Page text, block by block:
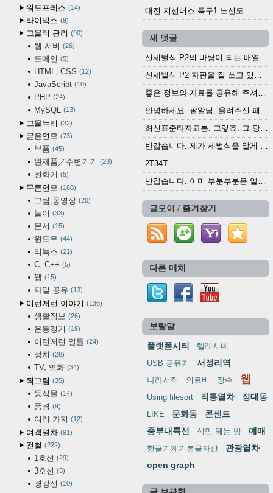
워드프레스 14
라이믹스 9
그물터 관리 90
웹 서버 26
도메인 5
HTML, CSS 12
JavaScript 10
PHP 24
MySQL 13
그물누리 32
굳은연모 73
부품 45
완제품／주변기기 23
전화기 5
무른연모 166
그림,동영상 20
놀이 33
문서 15
윈도우 44
리눅스 21
C, C++ 5
웹 15
파일 공유 13
이런저런 이야기 136
생활정보 26
운동경기 18
이런저런 일들 24
정치 28
TV, 영화 34
찍그림 35
동식물 14
풍경 9
여러 가지 12
여객열차 91
전철 222
1호선 29
3호선 5
경강선 10
대전 지선버스 특구1 노선도
새 덧글
신세벌식 P2의 바탕이 되는 배열이나 주요 기능...
신세벌식 P2 자판을 잘 쓰고 있습니다. 쓰기 편리...
좋은 정보와 자료를 공유해 주셔서 고맙습니다....
안녕하세요. 팥알님, 올려주신 패치 여러모로 감사...
최신표준타자교본. 그렇죠. 그 당시에 최신 표준...
반갑습니다. 제가 세벌식을 알게 되어 세벌식 써...
2T34T
반갑습니다. 이미 부분부분은 알려진 정보들이...
글모이 / 즐겨찾기
다른 매체
보람말
플랫폼시티
텔레시네
USB 공유기
서정리역
나라서적 의료비 장수 웹
Using filesort 직통열차 장대동
LIKE 문화동
콘센트
중부내륙선
석민 헤는 밤 예매
한글기계기본글자판
관광열차
open graph